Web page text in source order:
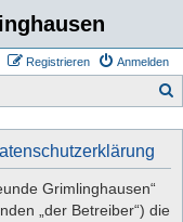
Anmelden
Registrieren
Grimlinghausen“
„der Betreiber“) die